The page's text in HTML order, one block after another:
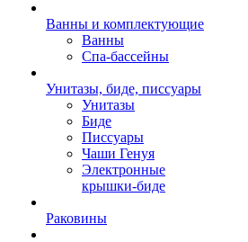
Ванны и комплектующие
Ванны
Спа-бассейны
Унитазы, биде, писсуары
Унитазы
Биде
Писсуары
Чаши Генуя
Электронные
крышки-биде
Раковины